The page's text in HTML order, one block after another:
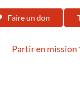
Faire un don
Partir en mission